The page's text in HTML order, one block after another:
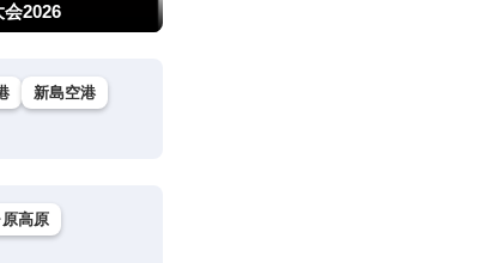
2026
新島空港
高原